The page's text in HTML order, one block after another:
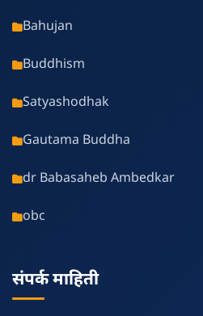
Bahujan
Buddhism
Satyashodhak
Gautama Buddha
dr Babasaheb Ambedkar
obc
संपर्क माहिती